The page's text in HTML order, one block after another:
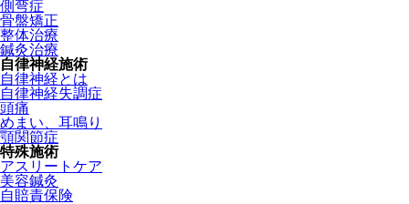
側弯症
骨盤矯正
整体治療
鍼灸治療
自律神経施術
自律神経とは
自律神経失調症
頭痛
めまい、耳鳴り
顎関節症
特殊施術
アスリートケア
美容鍼灸
自賠責保険